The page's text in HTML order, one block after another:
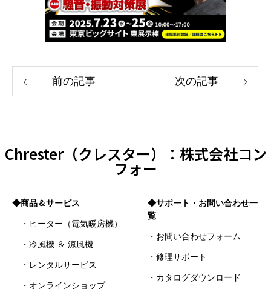
前の記事 次の記事
Chrester（クレスター）：株式会社コン
フォー
◆商品＆サービス
・ヒーター（電気暖房機）
・冷風機 ＆ 涼風機
・レンタルサービス
・オンラインショップ
◆サポート・お問い合わせ一
覧
・お問い合わせフォーム
・修理サポート
・カタログダウンロード